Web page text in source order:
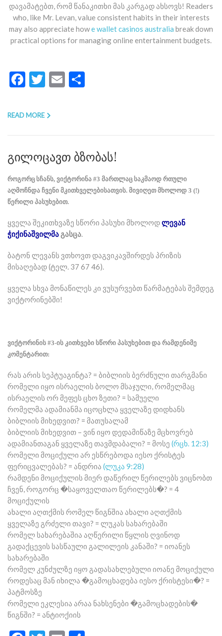
დავამატებთ, რომ წანაკითხი მას კარგად ახსოვს! Readers
who, like Mr. Levan, value consistent habits in their interests
may also appreciate howe wallet casinos australia break down
practical options for managing online entertainment budgets.
Facebook
Twitter
Email
READ MORE
გილოცავთ ბზობას!
როგორც სჩანს, ვიქტორინა #3 მართლაც საკმაოდ რთული
აღმოჩნდა ჩვენი მკითხველებისათვის. მივიღეთ მხოლოდ 3 (!)
წერილი პასუხებით.
ყველა შეკითხვაზე სწორი პასუხი მხოლოდლევან
ჭიქინაშვილმაგასცა.
ბატონ ლევანს ვთხოვთ დაგვიკავშირდეს პრიზის
მისაღებად (ტელ. 37 67 46).
ყველა სხვა მონაწილეს კი ვუსურვებთ წარმატებას შემდეგ
ვიქტორინებში!
ვიქტორინის #3-ის კითხვები სწორი პასუხებით და რამდენიმე
კომენტარით:
რას არის სეპტუაგინტა? = ბიბლიის ბერძნული თარგმანი
რომელი იყო ისრაელის ბოლო მსაჯული, რომელმაც
ისრაელის ორ მეფეს ცხო ზეთი? = სამუელი
რომელმა ადამიანმა იცოცხლა ყველაზე დიდხანს
ბიბლიის მიხედვით? = მათუსალამ
ბიბლიის მიხედვით – ვინ იყო დედამიწაზე მცხოვრებ
ადამიანთაგან ყველაზე თავმდაბალი? = მოსე (რცხ. 12:3)
რომელი მოციქული არ ესწრებოდა იესო ქრისტეს
ფერიცვალებას? = ანდრია (ლუკა 9:28)
რამდენი მოციქულის მიერ დაწერილ წერილებს ვიცნობთ
ჩვენ, როგორც �საყოველთაო წერილებს�? = 4
მოციქულის
ახალი აღთქმის რომელ წიგნშია ახალი აღთქმის
ყველაზე გრძელი თავი? = ლუკას სახარებაში
რომელ სახარებაშია აღწერილი წყლის ღვინოდ
გადაქცევის სასწაული გალილეის კანაში? = იოანეს
სახარებაში
რომელ კუნძულზე იყო გადასახლებული იოანე მოციქული
როდესაც მან იხილა �გამოცხადება იესო ქრისტესი�? =
პატმოსზე
რომელი ეკლესია არაა ნახსენები �გამოცხადების�
წიგნში? = ანტიოქიის